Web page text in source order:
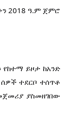
2018 ዓ.ም ጀምሮ
ይዞታ ከአንድ
ተደርቦ ተሰጥቶ
ያስመዘገበው